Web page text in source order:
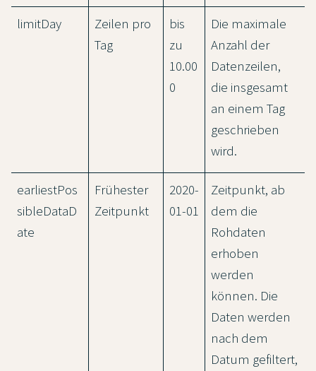
limitDay
Zeilen pro
Tag
bis
zu
10.00
0
Die maximale
Anzahl der
Datenzeilen,
die insgesamt
an einem Tag
geschrieben
wird.
earliestPos
sibleDataD
ate
Frühester
Zeitpunkt
2020-
01-01
Zeitpunkt, ab
dem die
Rohdaten
erhoben
werden
können. Die
Daten werden
nach dem
Datum gefiltert,